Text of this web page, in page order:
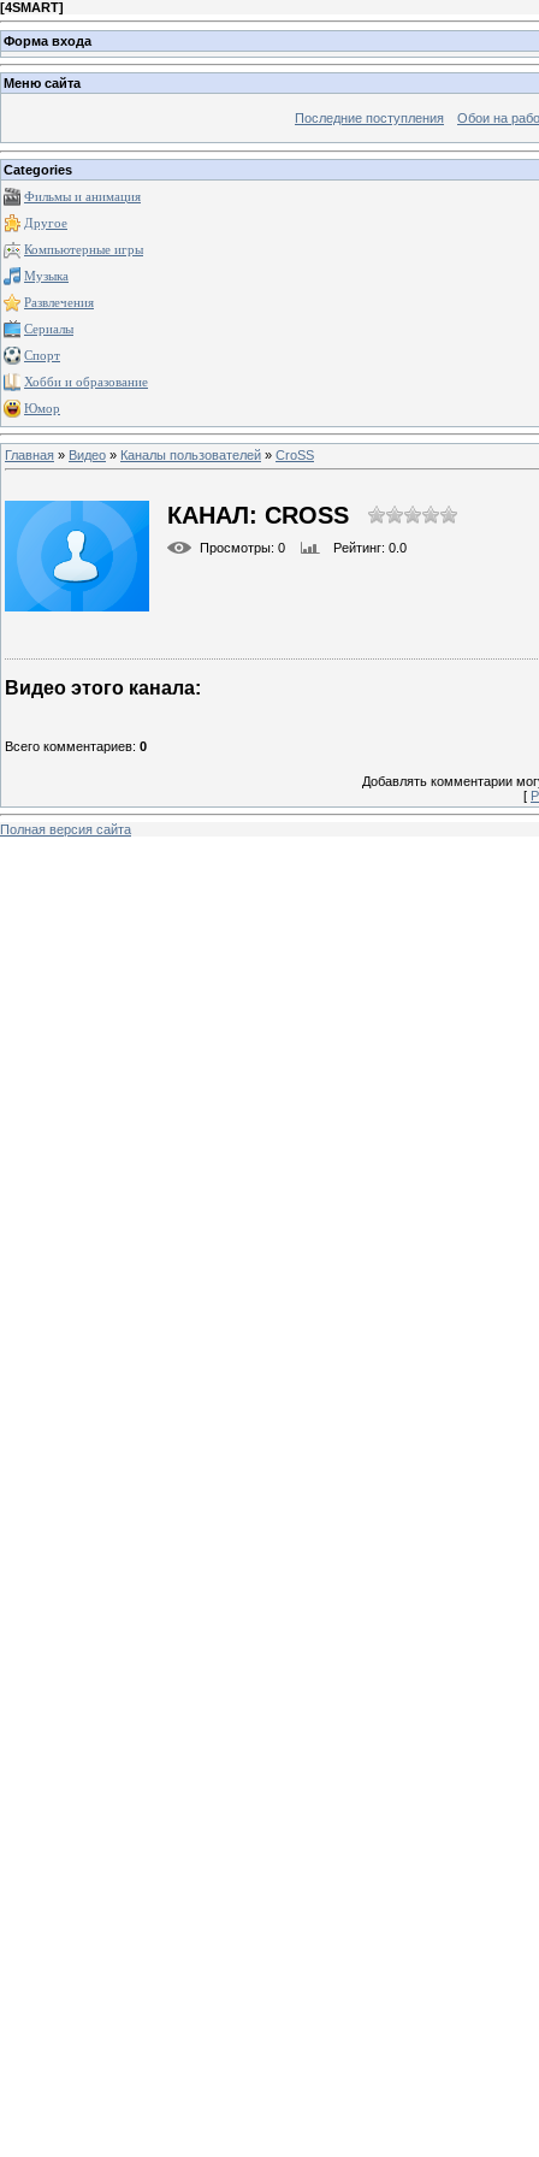
[4SMART]
Форма входа
Меню сайта
Последние поступления Обои на
Categories
Фильмы и анимация
Другое
Компьютерные игры
Музыка
Развлечения
Сериалы
Спорт
Хобби и образование
Юмор
Главная » Видео » Каналы пользователей » CroSS
КАНАЛ: CROSS
Просмотры: 0 Рейтинг: 0.0
Видео этого канала:
Всего комментариев: 0
Добавлять комментарии
[
Полная версия сайта